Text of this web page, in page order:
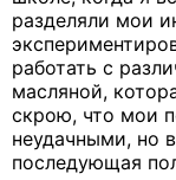
разделяли мои
работать с
масляной,
скрою, что мои
неудачными, но
последующая